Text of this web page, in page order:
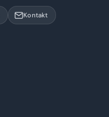
Kontakt